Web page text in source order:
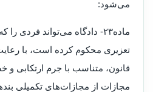
می‌شود:
ماده۲۳- دادگاه می‌تواند
تعزیری محکوم کرده است، با
قانون، متناسب با جرم ارتکابی
مجازات از مجازات‌های تکمیلی